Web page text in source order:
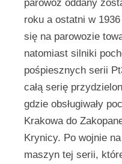
parowóz oddany
roku a ostatni w
się na parowozie
natomiast silniki
pośpiesznych serii
całą serię
gdzie obsługiwały
Krakowa do
Krynicy. Po wojnie
maszyn tej serii,